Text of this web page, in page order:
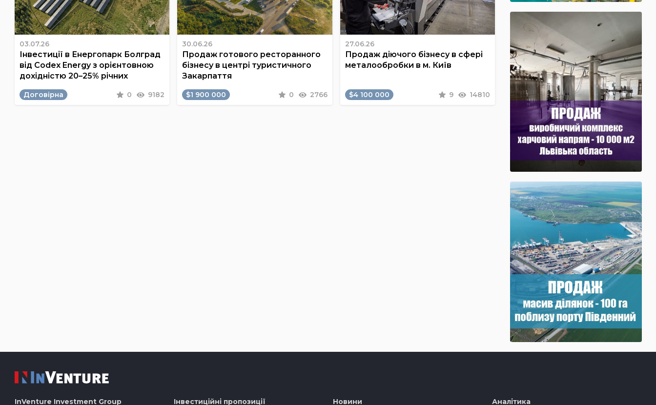
03.07.26
Інвестиції в Енергопарк Болград
від Codex Energy з орієнтовною
дохідністю 20–25% річних
Договірна 0 9182
30.06.26
Продаж готового ресторанного
бізнесу в центрі туристичного
Закарпаття
$1 900 000 0 2766
27.06.26
Продаж діючого бізнесу в сфері
металообробки в м. Київ
$4 100 000 9 14810
InVenture Investment Group Інвестиційні пропозиції Новини Аналітика